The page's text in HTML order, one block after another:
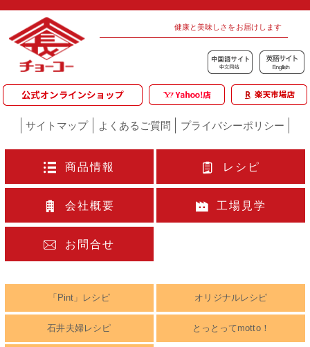
健康と美味しさをお届けします
サイトマップ よくあるご質問 プライバシーポリシー
商品情報 レシピ
会社概要 工場見学
お問合せ
「Pint」レシピ オリジナルレシピ
石井夫婦レシピ とっとってmotto！